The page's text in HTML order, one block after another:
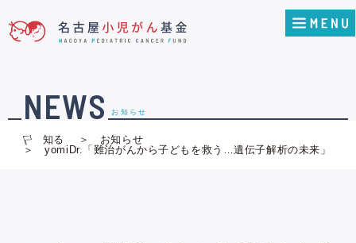
NEWS お知らせ
知る
お知らせ
yomiDr.「難治がんから子どもを救う…遺伝子解析の未来」